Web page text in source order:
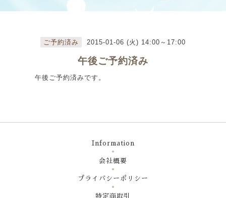
ご予約済み 2015-01-06 (火) 14:00～17:00
午後ご予約済み
午後ご予約済みです。
Information
会社概要
プライバシーポリシー
特定商取引